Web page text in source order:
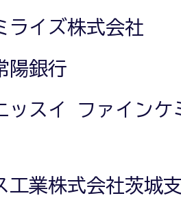
ライズ株式会社
陽銀行
ッスイ ファイン
工業株式会社茨城